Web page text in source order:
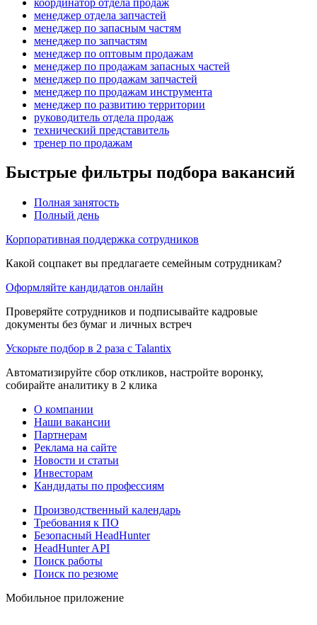
менеджер отдела запчастей
менеджер по запасным частям
менеджер по запчастям
менеджер по оптовым продажам
менеджер по продажам запасных частей
менеджер по продажам запчастей
менеджер по продажам инструмента
менеджер по развитию территории
руководитель отдела продаж
технический представитель
тренер по продажам
Быстрые фильтры подбора вакансий
Полная занятость
Полный день
Корпоративная поддержка сотрудников
Какой соцпакет вы предлагаете семейным сотрудникам?
Оформляйте кандидатов онлайн
Проверяйте сотрудников и подписывайте кадровые
документы без бумаг и личных встреч
Ускорьте подбор в 2 раза с Talantix
Автоматизируйте сбор откликов, настройте воронку,
собирайте аналитику в 2 клика
О компании
Наши вакансии
Партнерам
Реклама на сайте
Новости и статьи
Инвесторам
Кандидаты по профессиям
Производственный календарь
Требования к ПО
Безопасный HeadHunter
HeadHunter API
Поиск работы
Поиск по резюме
Мобильное приложение